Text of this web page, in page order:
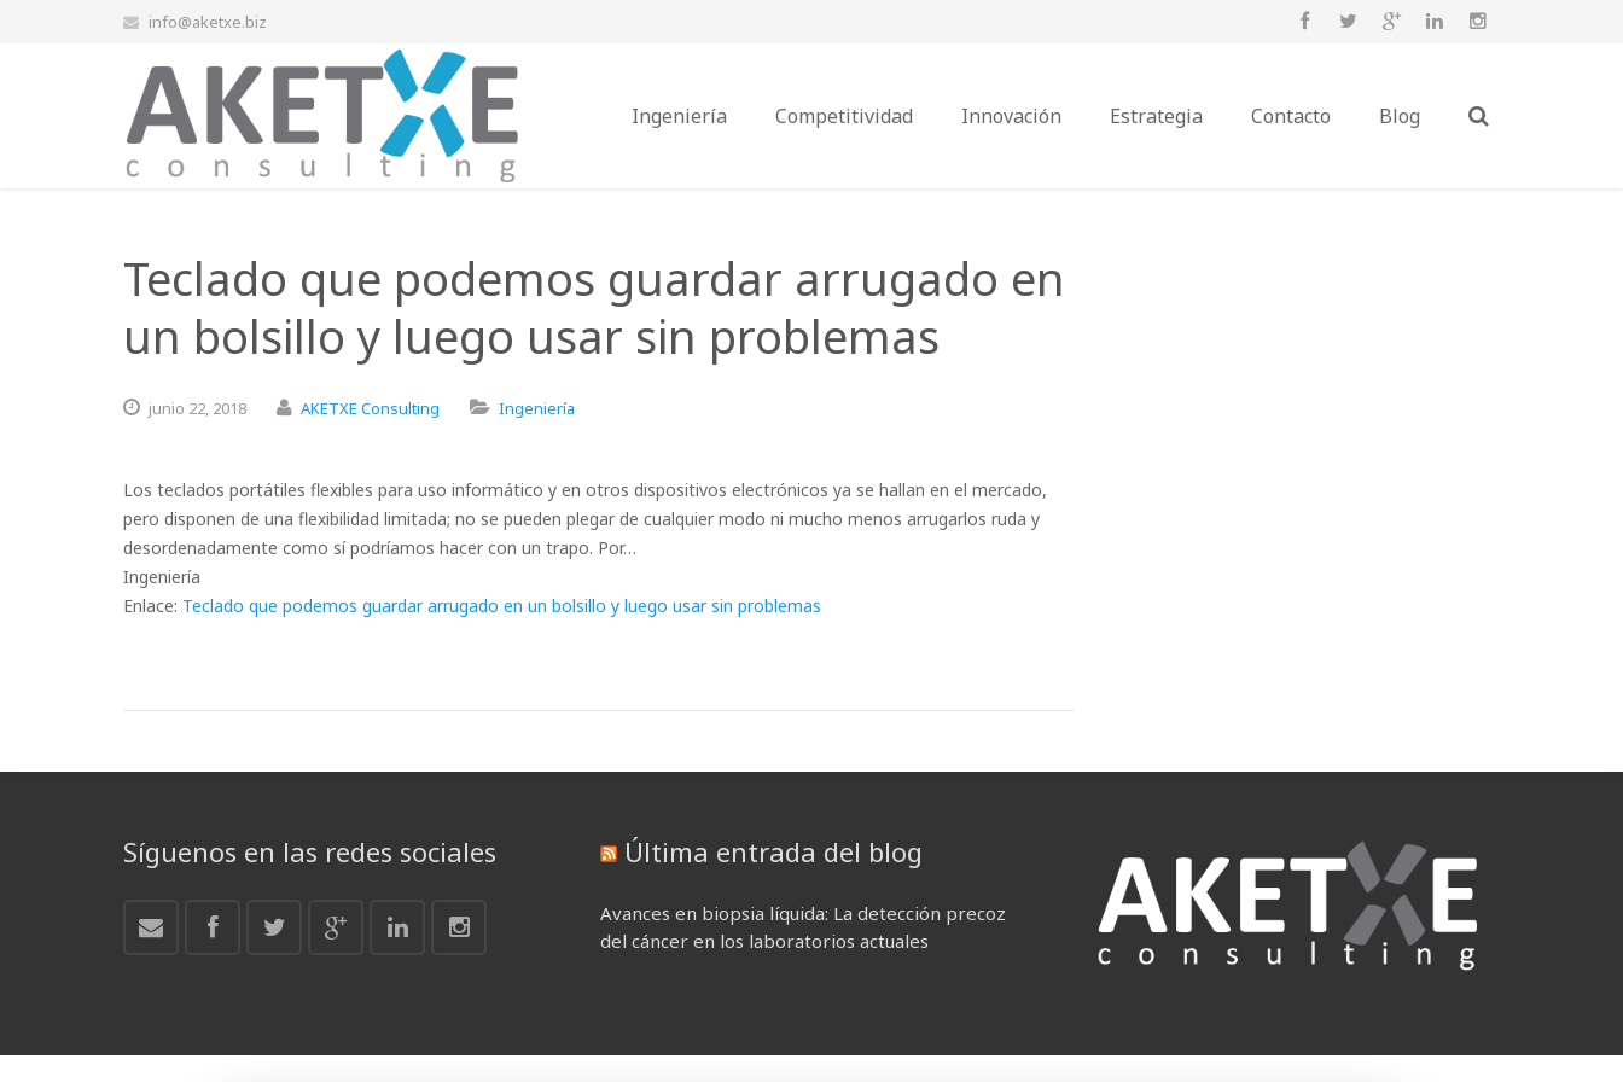
info@aketxe.biz
Ingeniería Competitividad Innovación Estrategia Contacto Blog
Teclado que podemos guardar arrugado en
un bolsillo y luego usar sin problemas
junio 22, 2018 AKETXE Consulting Ingeniería
Los teclados portátiles flexibles para uso informático y en otros dispositivos electrónicos ya se hallan en el mercado,
pero disponen de una flexibilidad limitada; no se pueden plegar de cualquier modo ni mucho menos arrugarlos ruda y
desordenadamente como sí podríamos hacer con un trapo. Por…
Ingeniería
Enlace: Teclado que podemos guardar arrugado en un bolsillo y luego usar sin problemas
Síguenos en las redes sociales Última entrada del blog
Avances en biopsia líquida: La detección precoz
del cáncer en los laboratorios actuales